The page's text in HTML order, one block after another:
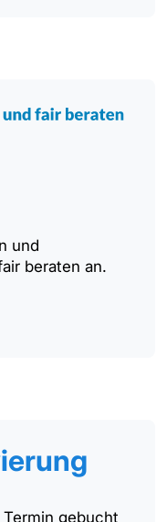
und
beraten an.
gebucht